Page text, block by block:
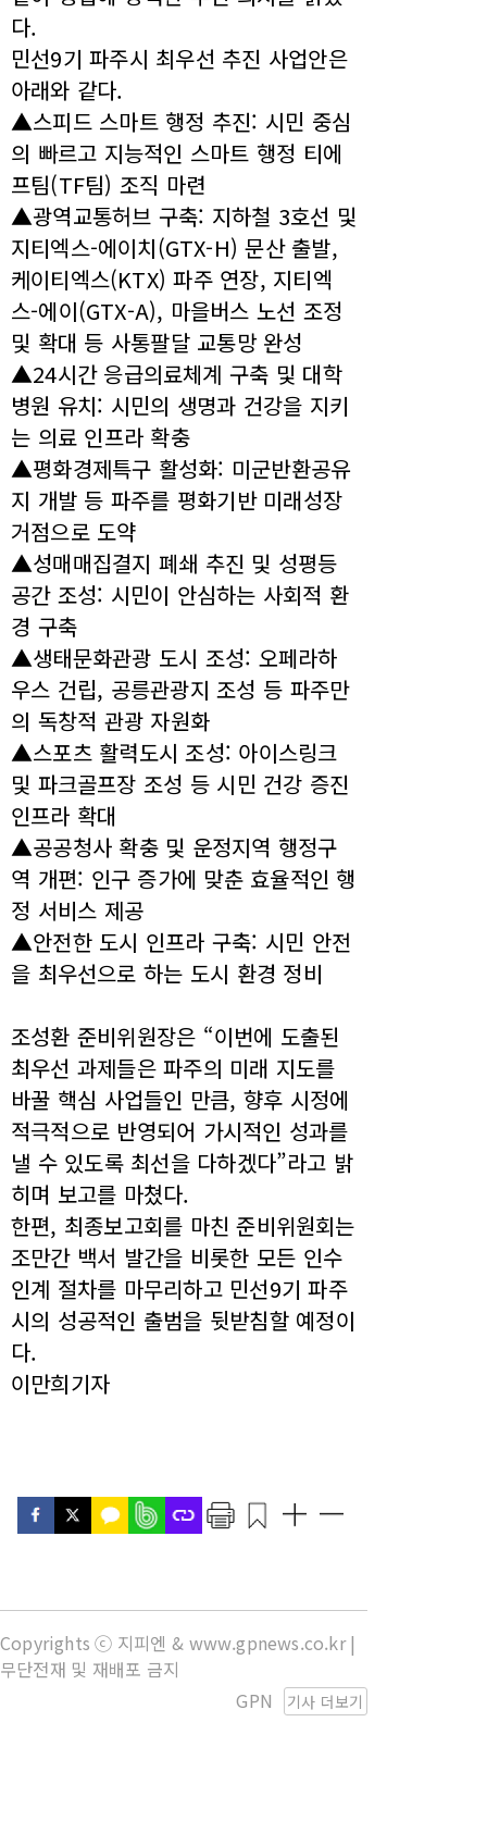
다.
민선9기 파주시 최우선 추진 사업안은
아래와 같다.
▲스피드 스마트 행정 추진: 시민 중심
의 빠르고 지능적인 스마트 행정 티에
프팀(TF팀) 조직 마련
▲광역교통허브 구축: 지하철 3호선 및
지티엑스-에이치(GTX-H) 문산 출발,
케이티엑스(KTX) 파주 연장, 지티엑
스-에이(GTX-A), 마을버스 노선 조정
및 확대 등 사통팔달 교통망 완성
▲24시간 응급의료체계 구축 및 대학
병원 유치: 시민의 생명과 건강을 지키
는 의료 인프라 확충
▲평화경제특구 활성화: 미군반환공유
지 개발 등 파주를 평화기반 미래성장
거점으로 도약
▲성매매집결지 폐쇄 추진 및 성평등
공간 조성: 시민이 안심하는 사회적 환
경 구축
▲생태문화관광 도시 조성: 오페라하
우스 건립, 공릉관광지 조성 등 파주만
의 독창적 관광 자원화
▲스포츠 활력도시 조성: 아이스링크
및 파크골프장 조성 등 시민 건강 증진
인프라 확대
▲공공청사 확충 및 운정지역 행정구
역 개편: 인구 증가에 맞춘 효율적인 행
정 서비스 제공
▲안전한 도시 인프라 구축: 시민 안전
을 최우선으로 하는 도시 환경 정비
조성환 준비위원장은 “이번에 도출된
최우선 과제들은 파주의 미래 지도를
바꿀 핵심 사업들인 만큼, 향후 시정에
적극적으로 반영되어 가시적인 성과를
낼 수 있도록 최선을 다하겠다”라고 밝
히며 보고를 마쳤다.
한편, 최종보고회를 마친 준비위원회는
조만간 백서 발간을 비롯한 모든 인수
인계 절차를 마무리하고 민선9기 파주
시의 성공적인 출범을 뒷받침할 예정이
다.
이만희기자
Copyrights ⓒ 지피엔 & www.gpnews.co.kr |
무단전재 및 재배포 금지
기사 더보기
GPN